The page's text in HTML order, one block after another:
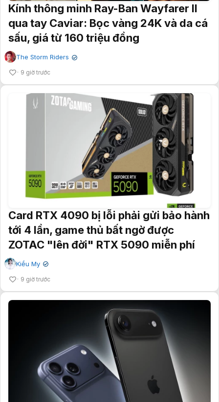
Kính thông minh Ray-Ban Wayfarer II
qua tay Caviar: Bọc vàng 24K và da cá
sấu, giá từ 160 triệu đồng
The Storm Riders ✔
9 giờ trước
Card RTX 4090 bị lỗi phải gửi bảo hành
tới 4 lần, game thủ bất ngờ được
ZOTAC "lên đời" RTX 5090 miễn phí
Kiều My ✔
9 giờ trước